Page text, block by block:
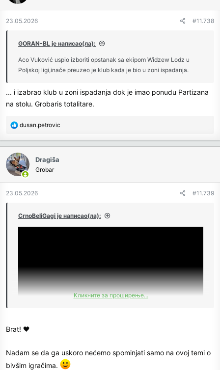
n
23.05.2026 #11.738
GORAN-BL је написао(ла):
Aco Vuković uspio izboriti opstanak sa ekipom Widzew Lodz u
Poljskoj ligi,inače preuzeo je klub kada je bio u zoni ispadanja.
... i izabrao klub u zoni ispadanja dok je imao ponudu Partizana
na stolu. Grobaris totalitare.
R
a
c
t
i
n
dusan.petrovic
Dragiša
Grobar
23.05.2026 #11.739
CrnoBeliGagi је написао(ла):
Кликните за проширење...
Brat! 🖤
Nadam se da ga uskoro nećemo spominjati samo na ovoj temi o
bivšim igračima.